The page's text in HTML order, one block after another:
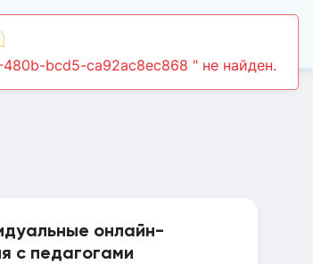
bcd5-ca92ac8ec868 " не найден.
онлайн-
с педагогами